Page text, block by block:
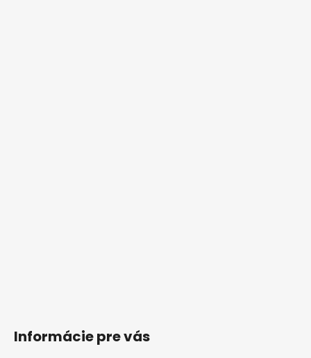
Informácie pre vás